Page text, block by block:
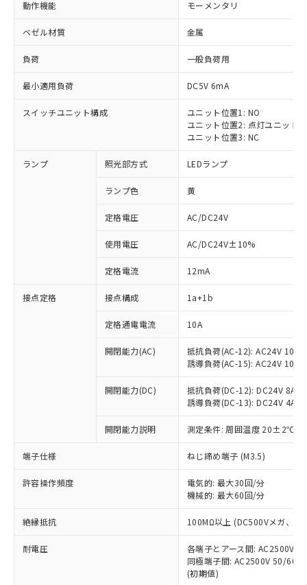
動作機能 モーメンタリ
ベゼル材質 金属
負荷 一般負荷用
最小適用負荷 DC5V 6mA
スイッチユニット構成
ユニット位置1: NO
ユニット位置2: 点灯ユニット
ユニット位置3: NC
ランプ 照光部方式 LEDランプ
ランプ色 黄
定格電圧 AC/DC24V
使用電圧 AC/DC24V±10%
定格電流 12mA
接点定格 接点構成 1a+1b
定格通電電流 10A
開閉能力(AC)
抵抗負荷(AC-12): AC24V 10A/
誘導負荷(AC-15): AC24V
開閉能力(DC)
抵抗負荷(DC-12): DC24V 8A/
誘導負荷(DC-13): DC24V 4A/
開閉能力説明 測定条件: 周囲温度 20±2℃、
端子仕様 ねじ締め端子 (M3.5)
許容操作頻度
電気的: 最大30回/分
機械的: 最大60回/分
絶縁抵抗 100MΩ以上 (DC500Vメガ、点
耐電圧
各端子とアース間: AC2500V
同極端子間: AC2500V 50/
(初期値)
ご利用条件
ご利用ください。
本サービスは、当社制御機器事業取扱
商品の当社在庫状況および標準価格
(税抜)を提供させていただくもので
当社制御機器事業取扱商品の中には、
本サービスの対象外となる商品もある
ことをご了承ください。
在庫状況および標準価格照会結果は、
対応済み：EU RoHS指令（10物質）の
非含有に対応した製品が提供可能な商品で
対応予定：EU RoHS指令（10物質）の非含
有に対応した製品に切り替える予定のある
対応予定なし：EU RoHS指令（10物質）の
非含有に非対応の商品で、対応品を出す予
定はありません。
調査・確認中：EU RoHS指令（10物質）の
非含有の対応状況を調査中または確認中の
害物質有無と関係のない商品です。
仕入先様の事情により、非含有部品として
いたものが、含有品と判明した場合などや
むを得ず変更することがあります。
※1 中国RoHS○×表
「○」：最大均質材料含有率が中国RoHSの
基準値以下であることを示します。
「×」：最大均質材料含有率が中国RoHSの
基準値を超えていることを示します。
「－」：未確認です。当社販売部門へお問
当社は、これら貴社製品のうち、外国
為替および外国貿易法に定める商品